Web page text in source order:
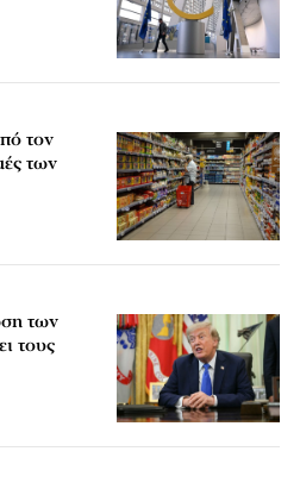
τον
των
των
τους